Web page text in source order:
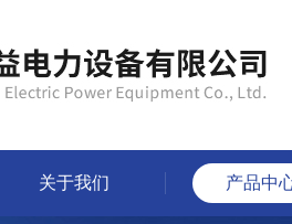
关于我们 产品中